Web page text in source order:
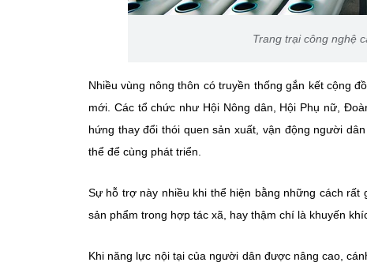
Trang trại công nghệ
Nhiều vùng nông thôn có truyền thống gắn kết cộng
mới. Các tổ chức như Hội Nông dân, Hội Phụ nữ,
hứng thay đổi thói quen sản xuất, vận động người
thể để cùng phát triển.
Sự hỗ trợ này nhiều khi thể hiện bằng những cách
sản phẩm trong hợp tác xã, hay thậm chí là khuyến
Khi năng lực nội tại của người dân được nâng cao,